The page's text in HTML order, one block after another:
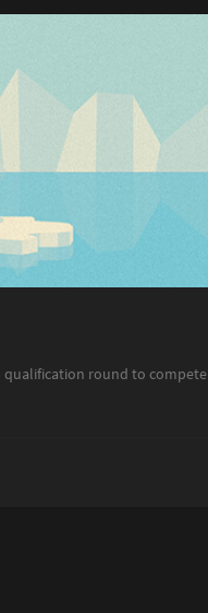
qualification round to compete